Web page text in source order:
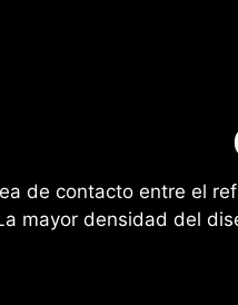
de contacto entre el
mayor densidad del